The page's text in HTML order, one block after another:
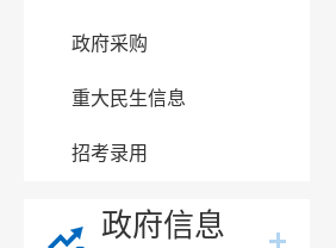
政府采购
重大民生信息
招考录用
政府信息